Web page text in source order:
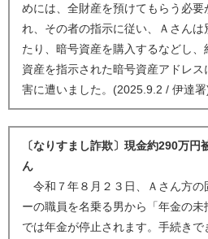
めには、全財産を預けてもらう必
れ、その者の指示に従い、Ａさん
たり、暗号資産を購入するなどし
資産を指示された暗号資産アドレ
害に遭いました。(2025.9.2 / 伊達署
〔なりすまし詐欺〕現金約290万円
ん
令和７年８月２３日、Ａさん方の
ーの職員を名乗る男から「年金の
では年金が停止されます。手続きで